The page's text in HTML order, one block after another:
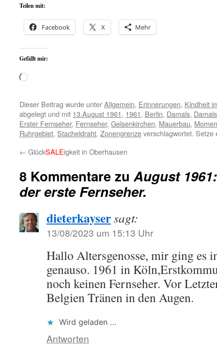
Teilen mit:
Facebook X Mehr
Gefällt mir:
Wird
Dieser Beitrag wurde unterAllgemein, Erinnerungen, Kindheit
abgelegt und mit 13.August 1961, 1961, Berlin, Damals,
Erster Fernseher, Fernseher, Gelsenkirchen, Mauerbau,
Ruhrgebiet, Stacheldraht, Zonengrenzeverschlagwortet.
← GlückSALEigkeit in Oberhausen
8 Kommentare zuAugust
der erste Fernseher.
dieterkaysersagt:
13/08/2023 um 15:13 Uhr
Hallo Altersgenosse, mir ging es
genauso. 1961 in
noch keinen Fernseher. Vor
Belgien Tränen in den Augen.
Wird geladen …
Antworten